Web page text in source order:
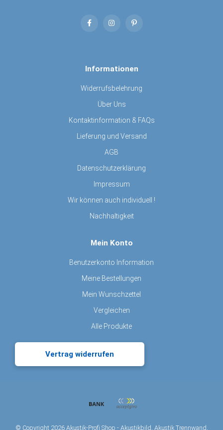
Informationen
Widerrufsbelehrung
Über Uns
Kontaktinformation & FAQs
Lieferung und Versand
AGB
Datenschutzerklärung
Impressum
Wir können auch individuell !
Nachhaltigkeit
Mein Konto
Benutzerkonto Information
Meine Bestellungen
Mein Wunschzettel
Vergleichen
Alle Produkte
Vertrag widerrufen
© Copyright 2026 Akustik-Profi Shop - Akustikbild, Akustik Trennwand,